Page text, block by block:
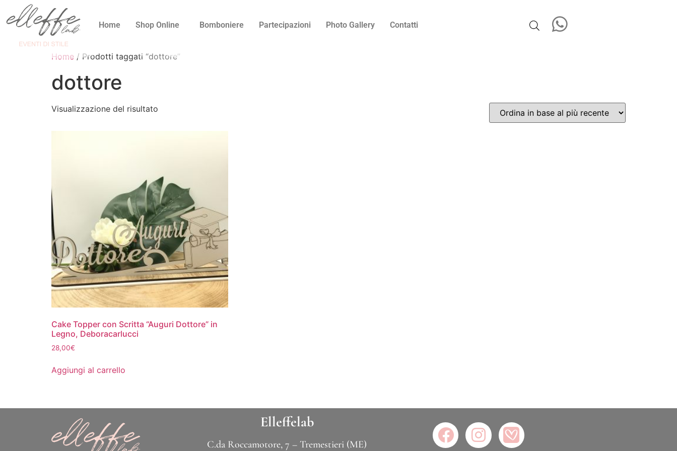
Home Shop Online Bomboniere Partecipazioni Photo Gallery Contatti
Home / Prodotti taggati “dottore”
dottore
Visualizzazione del risultato
Cake Topper con Scritta “Auguri Dottore” in
Legno, Deboracarlucci
28,00€
Aggiungi al carrello
Elleffelab
C.da Roccamotore, 7 – Tremestieri (ME)